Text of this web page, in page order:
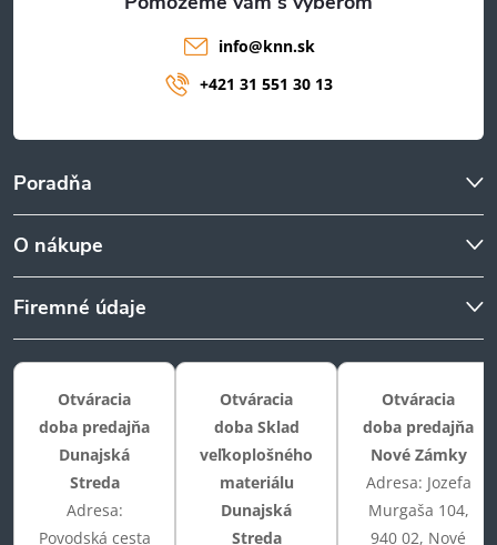
Poradňa
O nákupe
Firemné údaje
info@knn.sk
+421 31 551 30 13
Otváracia
doba predajňa
Dunajská
Streda
Adresa:
Povodská cesta
Otváracia
doba Sklad
veľkoplošného
materiálu
Dunajská
Streda
Otváracia
doba predajňa
Nové Zámky
Adresa: Jozefa
Murgaša 104,
940 02, Nové